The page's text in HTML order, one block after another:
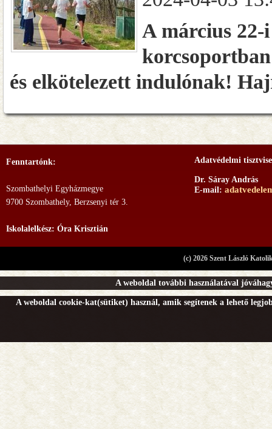
A március
és elkötelezett indulónak!
Fenntartónk:
Szombathelyi Egyházmegye
9700 Szombathely, Berzsenyi tér 3.
Iskolalelkész: Óra Krisztián
Adatvédelmi
Dr. Sáray András
E-mail:
(c) 2026 Szent László
A weboldal további használatával
A weboldal cookie-kat(sütiket) használ, amik segítenek a lehető